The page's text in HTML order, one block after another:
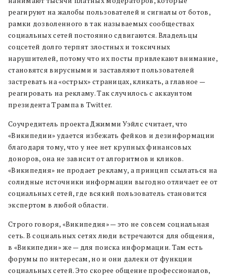
реагируют на жалобы пользователей и сигналы от ботов,
рамки дозволенного в так называемых сообществах
социальных сетей постоянно сдвигаются. Владельцы
соцсетей долго терпят злостных и токсичных
нарушителей, потому что их посты привлекают внимание,
становятся вирусными и заставляют пользователей
застревать на «острых» страницах, кликать, а главное —
реагировать на рекламу. Так случилось с аккаунтом
президента Трампа в Twitter.
Соучредитель проекта Джимми Уэйлс считает, что
«Википедии» удается избежать фейков и дезинформации
благодаря тому, что у нее нет крупных финансовых
доноров, она не зависит от алгоритмов и кликов.
«Википедия» не продает рекламу, а принцип ссылаться на
солидные источники информации выгодно отличает ее от
социальных сетей, где всякий пользователь становится
экспертом в любой области.
Строго говоря, «Википедия» — это не совсем социальная
сеть. В социальных сетях люди встречаются для общения,
в «Википедии» же — для поиска информации. Там есть
форумы по интересам, но и они далеки от функции
социальных сетей. Это скорее общение профессионалов,